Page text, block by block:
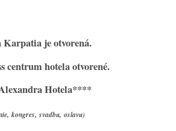
Karpatia je otvorená.
centrumhotela otvorené.
Hotela****
kongres, svadbu, oslavu)